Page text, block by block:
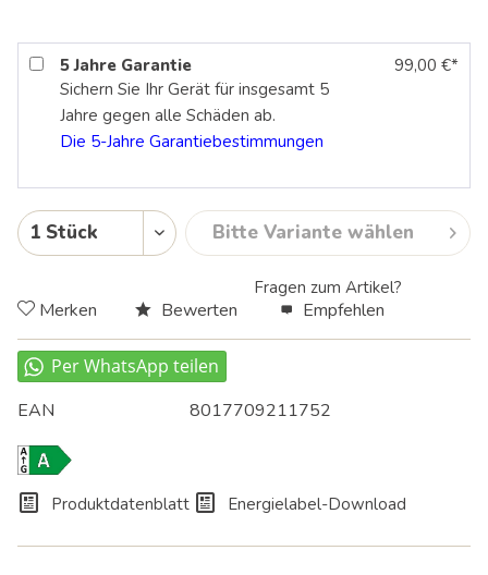
A
Produktdatenblatt Energielabel-Download
5 Jahre Garantie
Sichern Sie Ihr Gerät für insgesamt 5
Jahre gegen alle Schäden ab.
Die 5-Jahre Garantiebestimmungen
99,00 €*
Bitte Variante wählen
Fragen zum Artikel?
Merken Bewerten Empfehlen
EAN 8017709211752